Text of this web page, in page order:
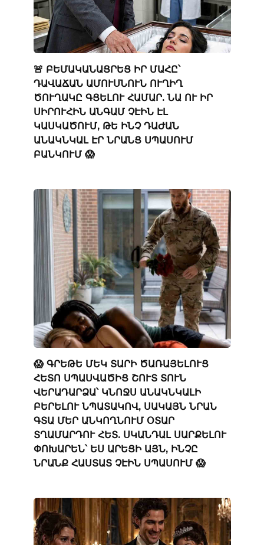
🚨 ԲԵՄԱԿԱՆԱՑՐԵՑ ԻՐ ՄԱՀԸ՝
ԴԱՎԱՃԱՆ ԱՄՈՒՍՆՈՒՆ ՈՒՂԻՂ
ԾՈՒՂԱԿԸ ԳՑԵԼՈՒ ՀԱՄԱՐ. ՆԱ ՈՒ ԻՐ
ՍԻՐՈՒՀԻՆ ԱՆԳԱՄ ՉԷԻՆ ԷԼ
ԿԱՍԿԱԾՈՒՄ, ԹԵ ԻՆՉ ԴԱԺԱՆ
ԱՆԱԿՆԿԱԼ ԷՐ ՆՐԱՆՑ ՍՊԱՍՈՒՄ
ԲԱՆԿՈՒՄ 😱
😱 ԳՐԵԹԵ ՄԵԿ ՏԱՐԻ ԾԱՌԱՅԵԼՈՒՑ
ՀԵՏՈ ՍՊԱՍՎԱԾԻՑ ՇՈՒՏ ՏՈՒՆ
ՎԵՐԱԴԱՐՁԱ՝ ԿՆՈՋՍ ԱՆԱԿՆԿԱԼԻ
ԲԵՐԵԼՈՒ ՆՊԱՏԱԿՈՎ, ՍԱԿԱՅՆ ՆՐԱՆ
ԳՏԱ ՄԵՐ ԱՆԿՈՂՆՈՒՄ ՕՏԱՐ
ՏՂԱՄԱՐԴՈՒ ՀԵՏ. ՍԿԱՆԴԱԼ ՍԱՐՔԵԼՈՒ
ՓՈԽԱՐԵՆ՝ ԵՍ ԱՐԵՑԻ ԱՅՆ, ԻՆՉԸ
ՆՐԱՆՔ ՀԱՍՏԱՏ ՉԷԻՆ ՍՊԱՍՈՒՄ 😱